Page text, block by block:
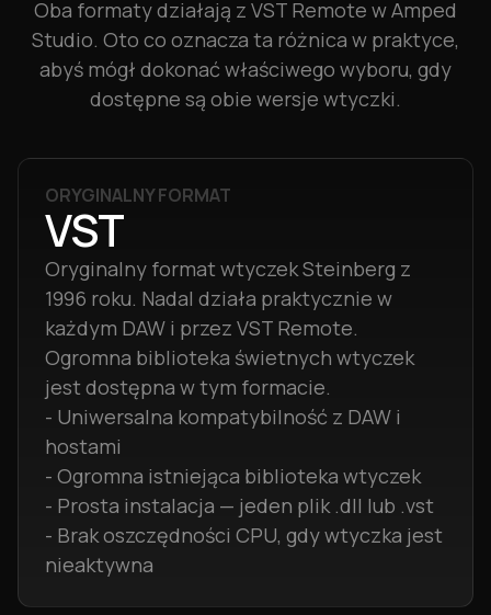
Oba formaty działają z VST Remote w Amped
Studio. Oto co oznacza ta różnica w praktyce,
abyś mógł dokonać właściwego wyboru, gdy
dostępne są obie wersje wtyczki.
ORYGINALNY FORMAT
VST
Oryginalny format wtyczek Steinberg z
1996 roku. Nadal działa praktycznie w
każdym DAW i przez VST Remote.
Ogromna biblioteka świetnych wtyczek
jest dostępna w tym formacie.
- Uniwersalna kompatybilność z DAW i
hostami
- Ogromna istniejąca biblioteka wtyczek
- Prosta instalacja — jeden plik .dll lub .vst
- Brak oszczędności CPU, gdy wtyczka jest
nieaktywna